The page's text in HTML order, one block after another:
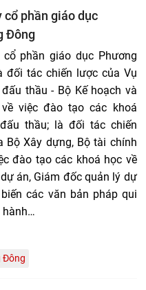
cổ phần giáo dục
Đông
cổ phần giáo dục Phương
đối tác chiến lược của Vụ
thầu - Bộ Kế hoạch và
việc đào tạo các khoá
thầu; là đối tác chiến
Bộ Xây dựng, Bộ tài chính
đào tạo các khoá học về
án, Giám đốc quản lý dự
các văn bản pháp qui
hành…
Đông